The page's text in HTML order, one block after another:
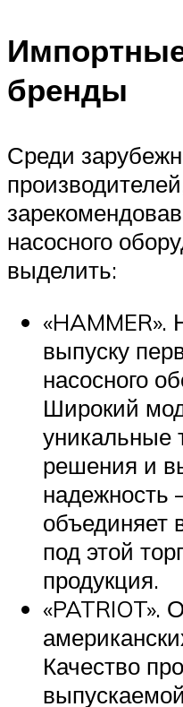
бренды
Среди
насосного
выделить:
выпуску
насосного
Широкий
уникальные
решения и
надежность
объединяет
под этой
продукция.
«PATRIOT».
Качество